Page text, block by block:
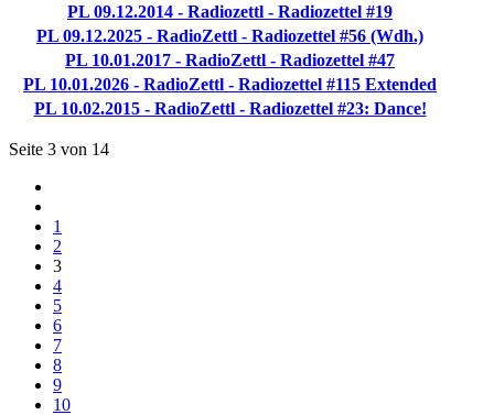
PL 09.12.2014 - Radiozettl - Radiozettel #19
PL 09.12.2025 - RadioZettl - Radiozettel #56 (Wdh.)
PL 10.01.2017 - RadioZettl - Radiozettel #47
PL 10.01.2026 - RadioZettl - Radiozettel #115 Extended
PL 10.02.2015 - RadioZettl - Radiozettel #23: Dance!
Seite 3 von 14
1
2
3
4
5
6
7
8
9
10